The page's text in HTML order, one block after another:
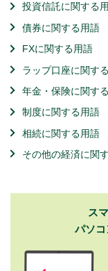
投資信託に関する
債券に関する用語
FXに関する用語
ラップ口座に関す
年金・保険に関す
制度に関する用語
相続に関する用語
その他の経済に関
ス
パソコ